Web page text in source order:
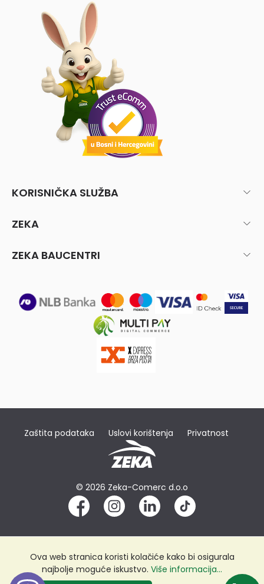
KORISNIČKA SLUŽBA
ZEKA
ZEKA BAUCENTRI
Zaštita podataka Uslovi korištenja Privatnost
© 2026 Zeka-Comerc d.o.o
Ova web stranica koristi kolačiće kako bi osigurala
najbolje moguće iskustvo. Više informacija...